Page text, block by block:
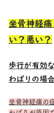
坐骨神経
い？悪い？
歩行が有効
わばりの場
坐骨神経痛の